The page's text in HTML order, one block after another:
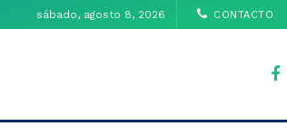
sábado, agosto 8, 2026 CONTACTO